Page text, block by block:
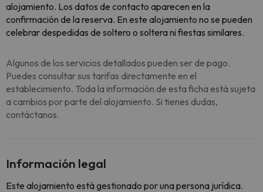
alojamiento. Los datos de contacto aparecen en la
confirmación de la reserva. En este alojamiento no se pueden
celebrar despedidas de soltero o soltera ni fiestas similares.
Algunos de los servicios detallados pueden ser de pago.
Puedes consultar sus tarifas directamente en el
establecimiento. Toda la información de esta ficha está sujeta
a cambios por parte del alojamiento. Si tienes dudas,
contáctanos.
Información legal
Este alojamiento está gestionado por una persona jurídica.